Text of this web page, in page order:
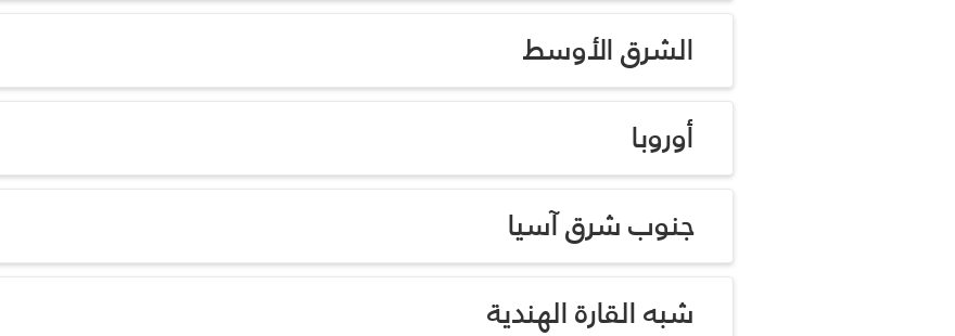
الشرق الأوسط
أوروبا
جنوب شرق آسيا
شبه القارة الهندية